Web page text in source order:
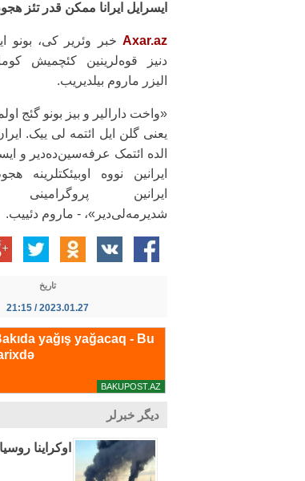
ایسرایل ایرانا ممکن قدر تئز
Axar.az خبر وئریر کی، بونو
دنیز قوه‌لرینین کئچمیش
الیزر ماروم بیلدیریب.
«واخت دارالیر و بیز بونو گئج
یعنی گلن ایل ائتمه لی ییک.
الده ائتمک عرفه‌سین‌ده‌دیر و
ایرانین نووه اوبیئکتلرینه
ایرانین پروگرامینی
شدیرمه‌لی‌دیر»، - ماروم دئییب.
تاریخ
2023.01.27 / 21:15
دیگر خبرلر
اوکراینا روسیانین ۱۳ انرژی اوبیکتینه